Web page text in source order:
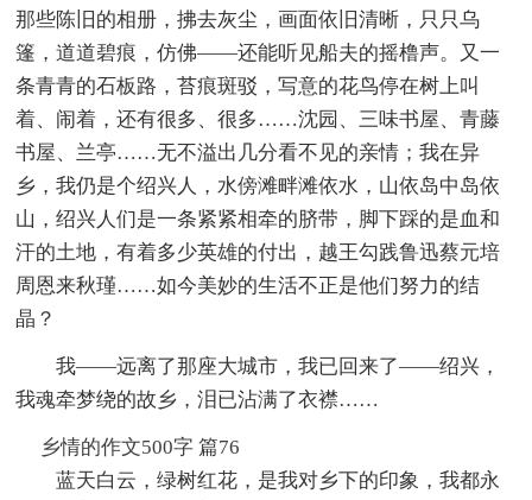
那些陈旧的相册，拂去灰尘，画面依旧清晰，只只乌
篷，道道碧痕，仿佛——还能听见船夫的摇橹声。又一
条青青的石板路，苔痕斑驳，写意的花鸟停在树上叫
着、闹着，还有很多、很多……沈园、三味书屋、青藤
书屋、兰亭……无不溢出几分看不见的亲情；我在异
乡，我仍是个绍兴人，水傍滩畔滩依水，山依岛中岛依
山，绍兴人们是一条紧紧相牵的脐带，脚下踩的是血和
汗的土地，有着多少英雄的付出，越王勾践鲁迅蔡元培
周恩来秋瑾……如今美妙的生活不正是他们努力的结
晶？
我——远离了那座大城市，我已回来了——绍兴，
我魂牵梦绕的故乡，泪已沾满了衣襟……
乡情的作文500字 篇76
蓝天白云，绿树红花，是我对乡下的印象，我都永